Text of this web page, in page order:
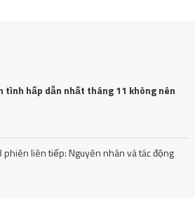
hấp dẫn nhất tháng 11 không nên
phiên liên tiếp: Nguyên nhân và tác động